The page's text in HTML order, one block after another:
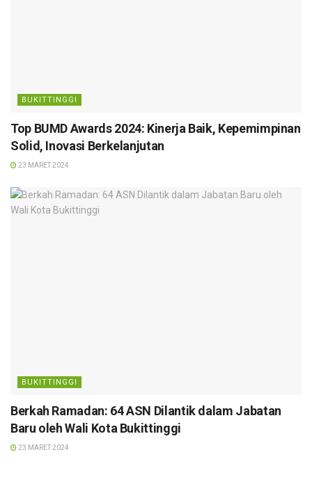
BUKITTINGGI
Top BUMD Awards 2024: Kinerja Baik, Kepemimpinan
Solid, Inovasi Berkelanjutan
23 MARET 2024
BUKITTINGGI
Berkah Ramadan: 64 ASN Dilantik dalam Jabatan
Baru oleh Wali Kota Bukittinggi
23 MARET 2024